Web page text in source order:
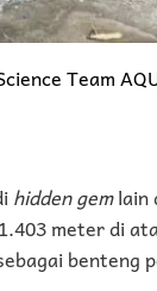
Team
hidden gemlain
meter di
benteng